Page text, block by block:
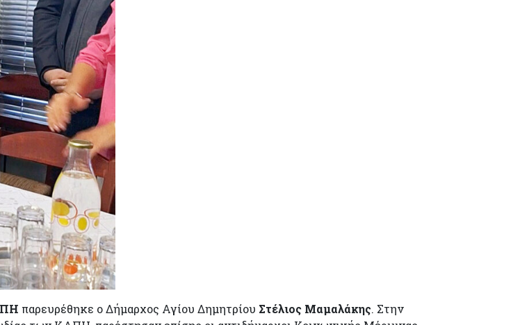
παρευρέθηκε ο Δήμαρχος Αγίου Δημητρίου Στέλιος Μαμαλάκης. Στην